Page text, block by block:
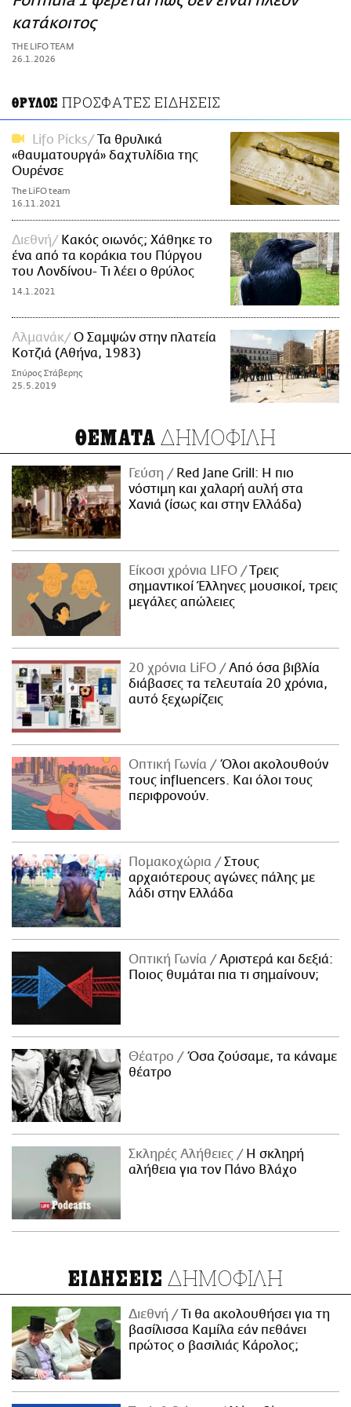
ΑΜΠΑ
PRINT
κατάκοιτος
THE LIFO TEAM
26.1.2026
ΘΡΥΛΟΣ ΠΡΟΣΦΑΤΕΣ ΕΙΔΗΣΕΙΣ
Lifo Picks
Τα θρυλικά
«θαυματουργά» δαχτυλίδια της
Ουρένσε
The LiFO team
16.11.2021
Διεθνή
Κακός οιωνός; Χάθηκε το
ένα από τα κοράκια του Πύργου
του Λονδίνου- Τι λέει ο θρύλος
14.1.2021
Αλμανάκ
Ο Σαμψών στην πλατεία
Κοτζιά (Αθήνα, 1983)
Σπύρος Στάβερης
25.5.2019
ΘΕΜΑΤΑ ΔΗΜΟΦΙΛΗ
Γεύση
Red Jane Grill: Η πιο
νόστιμη και χαλαρή αυλή στα
Χανιά (ίσως και στην Ελλάδα)
Είκοσι χρόνια LIFO
Tρεις
σημαντικοί Έλληνες μουσικοί, τρεις
μεγάλες απώλειες
20 χρόνια LiFO
Από όσα βιβλία
διάβασες τα τελευταία 20 χρόνια,
αυτό ξεχωρίζεις
Οπτική Γωνία
Όλοι ακολουθούν
τους influencers. Και όλοι τους
περιφρονούν.
Πομακοχώρια
Στους
αρχαιότερους αγώνες πάλης με
λάδι στην Ελλάδα
Οπτική Γωνία
Αριστερά και δεξιά:
Ποιος θυμάται πια τι σημαίνουν;
Θέατρο
Όσα ζούσαμε, τα κάναμε
θέατρο
Σκληρές Αλήθειες
H σκληρή
αλήθεια για τον Πάνο Βλάχο
ΕΙΔΗΣΕΙΣ ΔΗΜΟΦΙΛΗ
Διεθνή
Τι θα ακολουθήσει για τη
βασίλισσα Καμίλα εάν πεθάνει
πρώτος ο βασιλιάς Κάρολος;